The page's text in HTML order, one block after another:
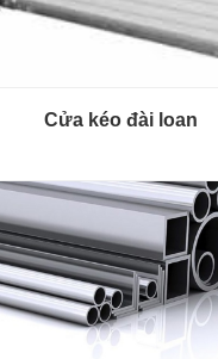
Cửa kéo đài loan